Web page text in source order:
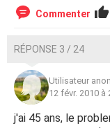
Commenter
RÉPONSE 3 / 24
Utilisateur
12 févr. 2010 à
j'ai 45 ans, le